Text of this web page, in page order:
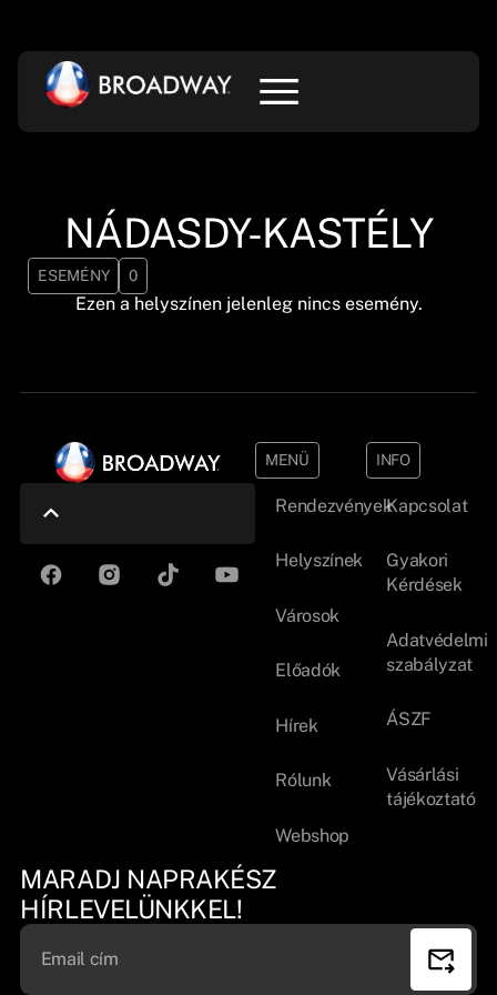
NÁDASDY-KASTÉLY
ESEMÉNY 0
Ezen a helyszínen jelenleg nincs esemény.
MENÜ
Rendezvények
Helyszínek
Városok
Előadók
Hírek
Rólunk
Webshop
INFO
Kapcsolat
Gyakori
Kérdések
Adatvédelmi
szabályzat
ÁSZF
Vásárlási
tájékoztató
MARADJ NAPRAKÉSZ
HÍRLEVELÜNKKEL!